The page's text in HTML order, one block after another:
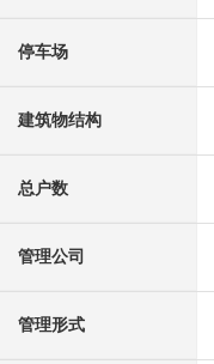
停车场
建筑物结构
总户数
管理公司
管理形式